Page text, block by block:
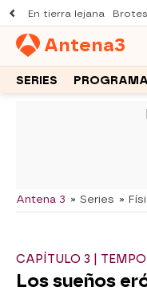
En tierra lejana
Antena3
SERIES
Antena 3 » Series »
CAPÍTULO 3 |
Los sueños